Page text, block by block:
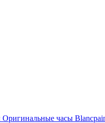
Оригинальные часы